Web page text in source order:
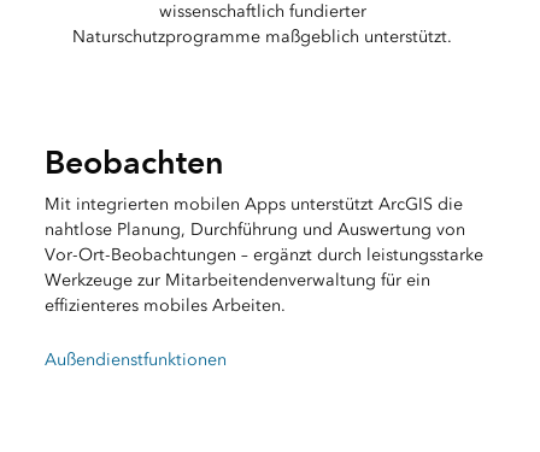
wissenschaftlich fundierter
Naturschutzprogramme maßgeblich unterstützt.
Beobachten
Mit integrierten mobilen Apps unterstützt ArcGIS die
nahtlose Planung, Durchführung und Auswertung von
Vor-Ort-Beobachtungen – ergänzt durch leistungsstarke
Werkzeuge zur Mitarbeitendenverwaltung für ein
effizienteres mobiles Arbeiten.
Außendienstfunktionen